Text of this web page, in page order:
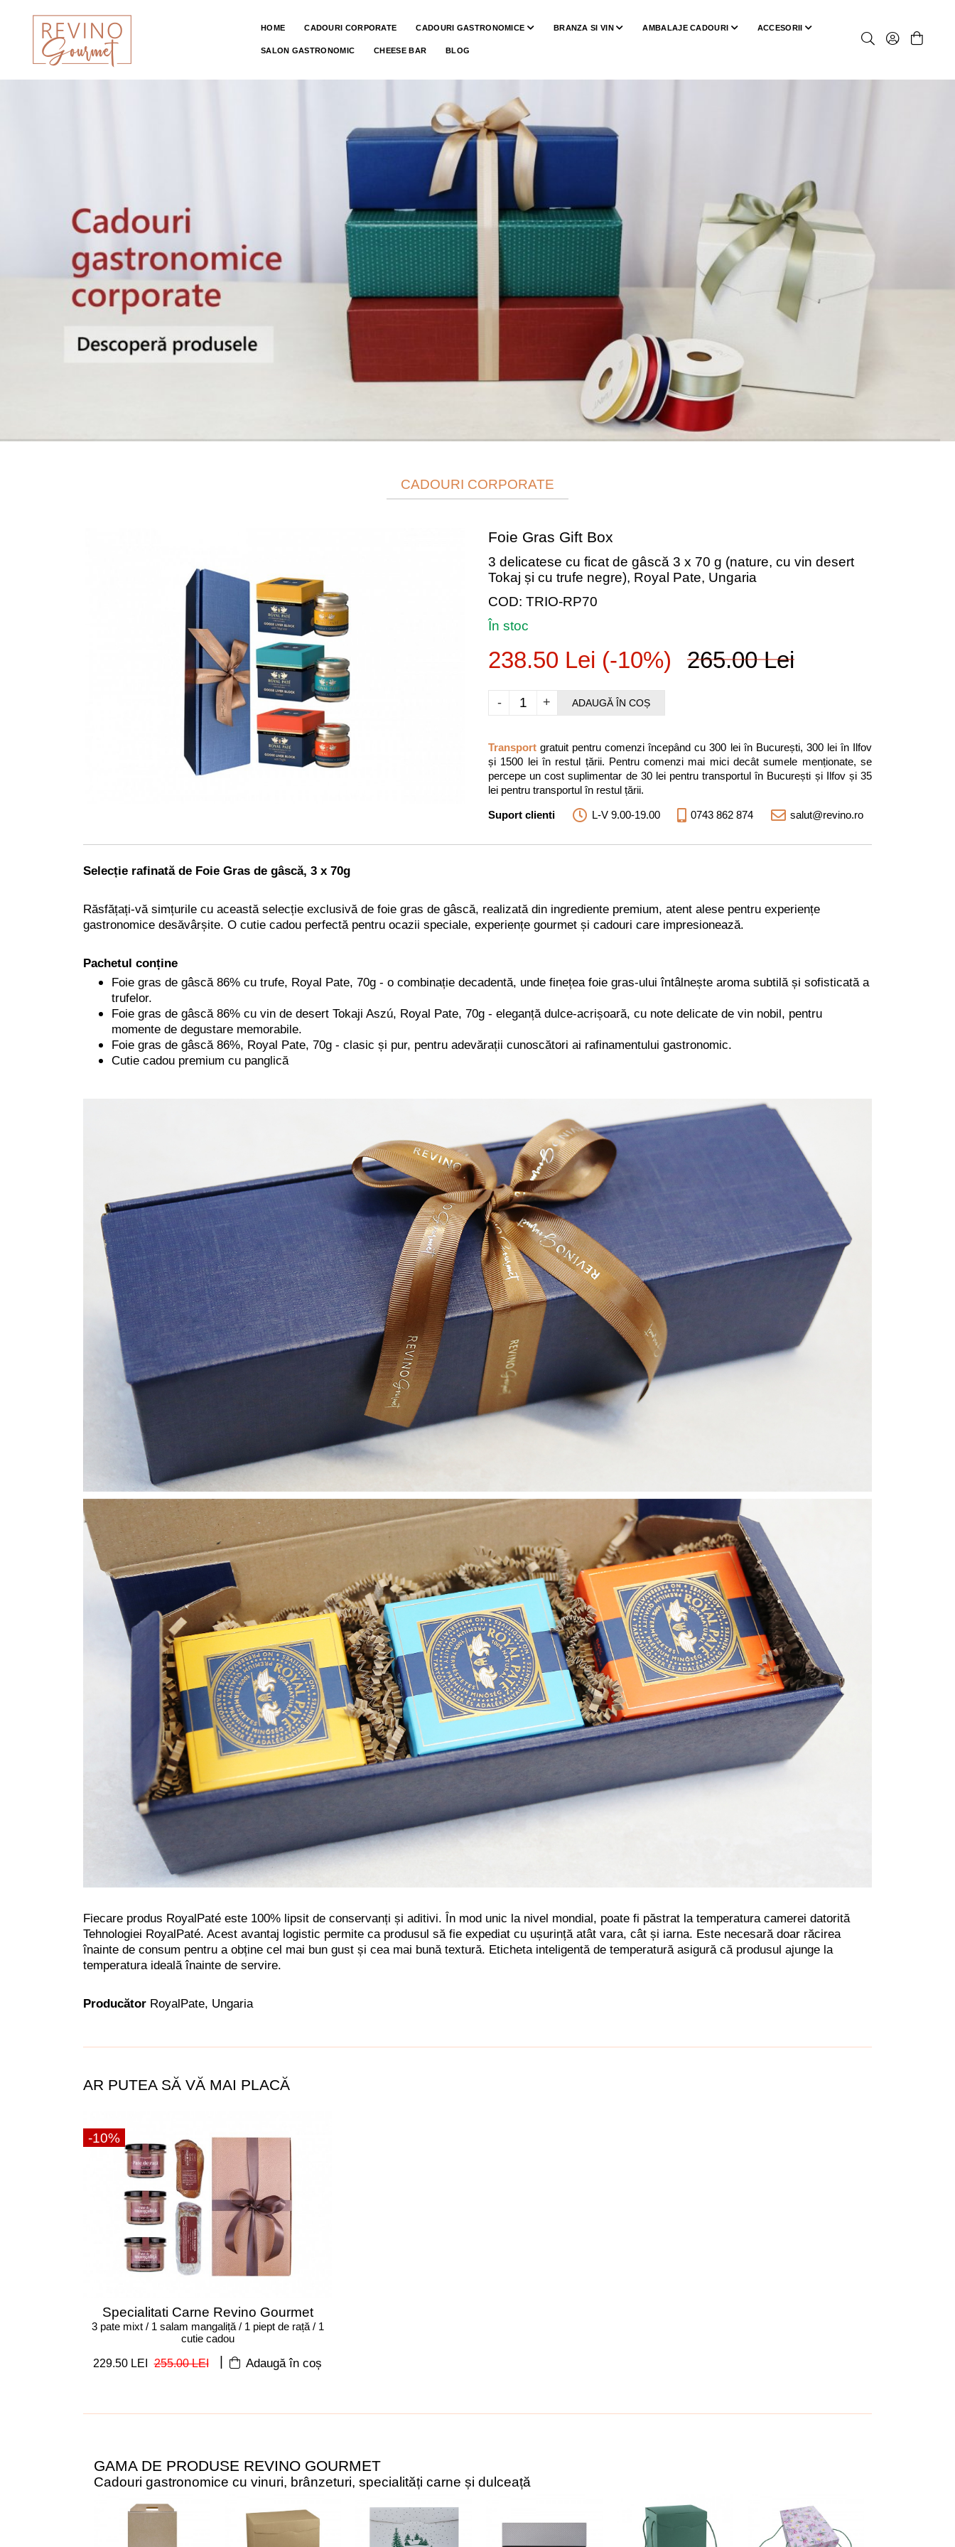
HOME CADOURI CORPORATE CADOURI GASTRONOMICE BRANZA SI VIN AMBALAJE CADOURI ACCESORII
SALON GASTRONOMIC CHEESE BAR BLOG
CADOURI CORPORATE
Foie Gras Gift Box
3 delicatese cu ficat de gâscă 3 x 70 g (nature, cu vin desert
Tokaj și cu trufe negre), Royal Pate, Ungaria
COD: TRIO-RP70
În stoc
238.50 Lei (-10%) 265.00 Lei
+
- ADAUGĂ ÎN COȘ
Transport gratuit pentru comenzi începând cu 300 lei în București, 300 lei în Ilfov
și 1500 lei în restul țării. Pentru comenzi mai mici decât sumele menționate, se
percepe un cost suplimentar de 30 lei pentru transportul în București și Ilfov și 35
lei pentru transportul în restul țării.
Suport clienti L-V 9.00-19.00 0743 862 874 salut@revino.ro
Selecție rafinată de Foie Gras de gâscă, 3 x 70g
Răsfățați-vă simțurile cu această selecție exclusivă de foie gras de gâscă, realizată din ingrediente premium, atent alese pentru experiențe
gastronomice desăvârșite. O cutie cadou perfectă pentru ocazii speciale, experiențe gourmet și cadouri care impresionează.
Pachetul conține
Foie gras de gâscă 86% cu trufe, Royal Pate, 70g - o combinație decadentă, unde finețea foie gras-ului întâlnește aroma subtilă și sofisticată a
trufelor.
Foie gras de gâscă 86% cu vin de desert Tokaji Aszú, Royal Pate, 70g - eleganță dulce-acrișoară, cu note delicate de vin nobil, pentru
momente de degustare memorabile.
Foie gras de gâscă 86%, Royal Pate, 70g - clasic și pur, pentru adevărații cunoscători ai rafinamentului gastronomic.
Cutie cadou premium cu panglică
Fiecare produs RoyalPaté este 100% lipsit de conservanți și aditivi. În mod unic la nivel mondial, poate fi păstrat la temperatura camerei datorită
Tehnologiei RoyalPaté. Acest avantaj logistic permite ca produsul să fie expediat cu ușurință atât vara, cât și iarna. Este necesară doar răcirea
înainte de consum pentru a obține cel mai bun gust și cea mai bună textură. Eticheta inteligentă de temperatură asigură că produsul ajunge la
temperatura ideală înainte de servire.
Producător RoyalPate, Ungaria
AR PUTEA SĂ VĂ MAI PLACĂ
-10%
Specialitati Carne Revino Gourmet
3 pate mixt / 1 salam mangaliță / 1 piept de rață / 1
cutie cadou
229.50 LEI 255.00 LEI Adaugă în coș
GAMA DE PRODUSE REVINO GOURMET
Cadouri gastronomice cu vinuri, brânzeturi, specialități carne și dulceață